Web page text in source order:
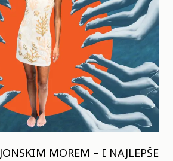
JONSKIM MOREM – I NAJLEPŠE